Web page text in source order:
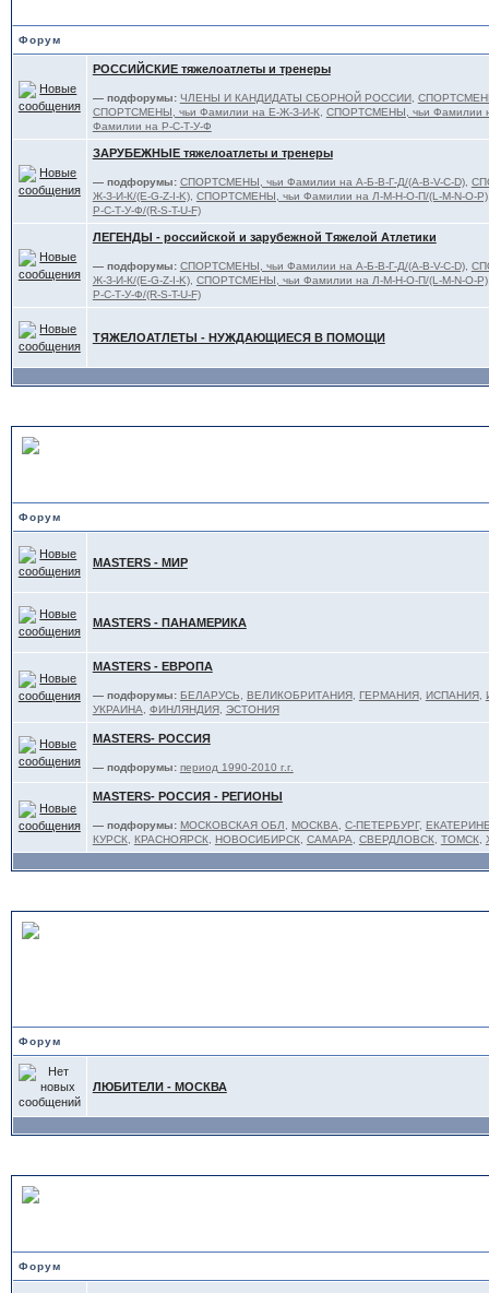
Форум
РОССИЙСКИЕ тяжелоатлеты и тренеры
— подфорумы: ЧЛЕНЫ И КАНДИДАТЫ СБОРНОЙ РОССИИ,
СПОРТСМЕНЫ, чьи Фамилии на Е-Ж-З-И-К, СПОРТСМЕНЫ, чьи Фамилии
Фамилии на Р-С-Т-У-Ф
ЗАРУБЕЖНЫЕ тяжелоатлеты и тренеры
— подфорумы: СПОРТСМЕНЫ, чьи Фамилии на А-Б-В-Г-Д/(A-B-V-C-D),
Ж-З-И-К/(E-G-Z-I-K), СПОРТСМЕНЫ, чьи Фамилии на Л-М-Н-О-П/(L-M-N-O-P)
Р-С-Т-У-Ф/(R-S-T-U-F)
ЛЕГЕНДЫ - российской и зарубежной Тяжелой Атлетики
— подфорумы: СПОРТСМЕНЫ, чьи Фамилии на А-Б-В-Г-Д/(A-B-V-C-D),
Ж-З-И-К/(E-G-Z-I-K), СПОРТСМЕНЫ, чьи Фамилии на Л-М-Н-О-П/(L-M-N-O-P)
Р-С-Т-У-Ф/(R-S-T-U-F)
ТЯЖЕЛОАТЛЕТЫ - НУЖДАЮЩИЕСЯ В ПОМОЩИ
Форум
MASTERS - МИР
MASTERS - ПАНАМЕРИКА
MASTERS - ЕВРОПА
— подфорумы: БЕЛАРУСЬ ВЕЛИКОБРИТАНИЯ, ГЕРМАНИЯ, ИСПАНИЯ,
УКРАИНА
ФИНЛЯНДИЯ, ЭСТОНИЯ
MASTERS- РОССИЯ
— подфорумы: период 1990-2010 г.г.
MASTERS- РОССИЯ - РЕГИОНЫ
— подфорумы: МОСКОВСКАЯ ОБЛ МОСКВА С-ПЕТЕРБУРГ,
КУРСК, КРАСНОЯРСК, НОВОСИБИРСК, САМАРА СВЕРДЛОВСК, ТОМСК,
Форум
ЛЮБИТЕЛИ - МОСКВА
Форум